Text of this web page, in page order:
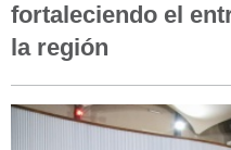
fortaleciendo el
la región